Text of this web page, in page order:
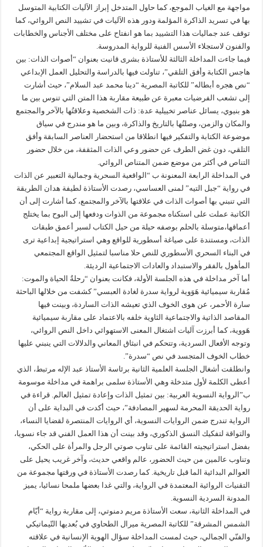
مواجهة مع الغياب الموجع، كما حاول المتدخل إبراز الآليات الكتابية المتوسل
بها في تسريد الذاكرة المؤلمة ودور هذه الآليات في تشييد النص الروائي، كما
توقف عند جماليات هذا التشييد بما هو انفتاح على مختلف الأجناس والخطابات
والفنون لاستجلاء الأسس الفنية للرواية المدروسة.
فيما جاءت المداخلة الثالثة للأستاذة بشرى قانيت بعنوان “أصوات الذات: بين
هاجس الكتابة وأفق التلقي”، تناولت فيها بالدراسة والتحليل العمل الإبداعي
“نص هجره أبطاله” للكاتبة المصرية “دينا محمد عبد السلام”، حيث أشارت
إلى تشعب الفرضيات معبرة عن طبيعة مقاربة هذا المتن التي تنوس بين ما
هو بنيوي، يسائل عناصر تخييلية عدة: ذات الشخصية وعلاقتُها بالآخر والمجتمع
والمكان والزمن، وصلتُها بالتاريخ والذاكرة، وبين ما هو مندرج في سياق
موضوعة الكتابة والتفكير فيها انطلاقا من استحضار العناصر السابقة وأفق
التلقي، دون غض الطرف عن حضور وعي الذات المثقفة، من خلال حضور
التناص في أكثر من موضع ضمن المتناص الروائي.
في المداخلة الرابعة المعنونة ب “الواقعية السحرية وجمالية التعبير عن الذات
في رواية “جبل التيه” لمنى العساسي، رصدت الأستاذة لطيفة هدان الطريقة
التي تنبني بها أصوات الذات في علاقتها بالآخر والمجتمع، كما أشارت إلى أن
الكاتبة عملت على استكناه مجموعة من الذوات ودفعها إلى البوح بما يختلج
أعماقها،متوسلة بالحلم بوصفه حيلة من حيل الكتاب لسبر أعمق طبقات
الذات، ومستندة على صياغة أسطورية للواقع وهي استراتيجية إبداعية ترى
في البناء السحري الأسطوري للنص حلا مناسبا لتمثيل الواقع المجتمعي
المأهول بالفقر والاستبداد والعادات الاجتماعية الرديئة.
أما آخر مداخلة في هذه الجلسة الأولة، فكانت بعنوان “رحلةُ الحياة والموت:
مُقاربة سيميائية هَوَوية لرواية سدرة لغادة العبسي” كشفت من خلالها الباحثة
سارة الأحمر، عن هوى الخوف الذي تعيشه الذات الساردة، وبينت فيها
المقاصد الذاتية والاجتماعية الثاوية خلفه بالاعتماد على مقاربة سيميائية
هَووية، كما أبرزت آليات اشتغال المعنى الاستهوائي داخل النص الروائي،
وتوجه الأفعال السردية، وتتحكم في انبثاق المعاني والدلالات التي ينبني عليها
خطاب الخوف المتجسد في نص “سدرة”.
وانطلقت أشغال الجلسة العلمية الثانية برئاسة الأستاذ عبد الإله مرتبط، الذي
أعطى الكلمة لأول متدخلة وهي الأستاذة سلمى براهمة في مداخلة موسومة
ب”الرواية النسوية العربية: بين تمثيل الذات وإعادة تمثيل العالم. قراءة في
رواية الحديقة المحرمة لسهير المصادفة”، حيث أكدت في البداية على أن
الرواية تندرج ضمن الروايات النسوية، أي الروايات المنتصرة لقضايا النساء،
والتواقة لتفكيك النسق الذكوري، وقد بينت أن هذا العمل الفني قد جاء نسويا،
بفضل استراتيجيته القائمة على تناوب صوتي الرجل والمرأة على الحكي،
وتناوب عالمين من حيث الحضور، عالم واقعي حديث، وآخر غريب يحيل على
العوالم البدائية الما قبل تاريخية. كما رصدت الأستاذة في ورقتها مجموعة من
التقنيات الروائية المعتمدة في الرواية، والتي غدا بعضها ملمحا نسائيا، يميز
المدونة السردية النسوية.
في المداخلة الثانية، سعت الأستاذة مريم دمنوتي، إلى مقاربة رواية “أيّام
الشمس المشرقة” للكاتبة المصرية ميرال الطحاوي في بُعديها التّيماتيكي
والفنّي الجمالي، حيث لمست المداخلة سؤال الهوية الإنسانية في علاقته